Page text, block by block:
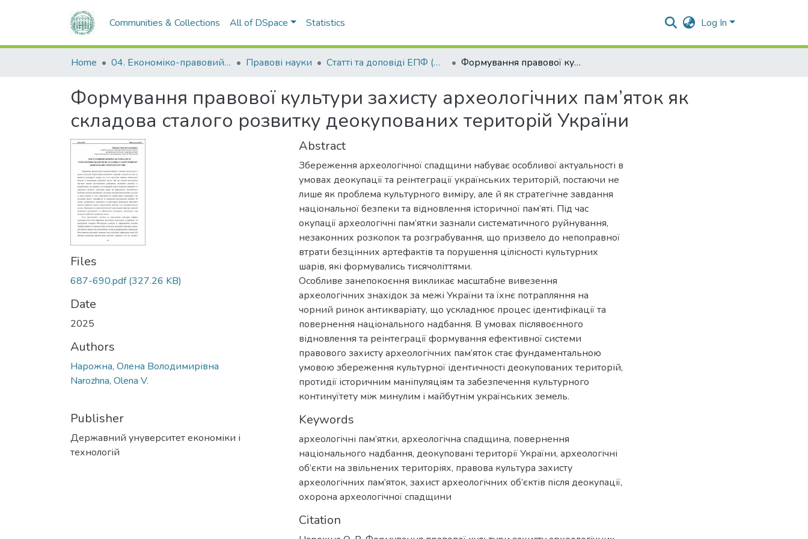
Communities & Collections All of DSpace Statistics Log In
Home 04. Економіко-правовий факультет Правові науки Статті та доповіді ЕПФ (Правові науки) Формування правової культури захисту археологічних пам’яток як складова сталого розвитку деокупованих територій України
Формування правової культури захисту археологічних пам’яток як
складова сталого розвитку деокупованих територій України
Files
687-690.pdf(327.26 KB)
Date
2025
Authors
Нарожна, Олена Володимирівна
Narozhna, Olena V.
Publisher
Державний унуверситет економіки і
технологій
Abstract
Збереження археологічної спадщини набуває особливої актуальності в
умовах деокупації та реінтеграції українських територій, постаючи не
лише як проблема культурного виміру, але й як стратегічне завдання
національної безпеки та відновлення історичної пам’яті. Під час
окупації археологічні пам’ятки зазнали систематичного руйнування,
незаконних розкопок та розграбування, що призвело до непоправної
втрати безцінних артефактів та порушення цілісності культурних
шарів, які формувались тисячоліттями.
Особливе занепокоєння викликає масштабне вивезення
археологічних знахідок за межі України та їхнє потрапляння на
чорний ринок антикваріату, що ускладнює процес ідентифікації та
повернення національного надбання. В умовах післявоєнного
відновлення та реінтеграції формування ефективної системи
правового захисту археологічних пам’яток стає фундаментальною
умовою збереження культурної ідентичності деокупованих територій,
протидії історичним маніпуляціям та забезпечення культурного
континуїтету між минулим і майбутнім українських земель.
Keywords
археологічні пам’ятки, археологічна спадщина, повернення
національного надбання, деокуповані території України, археологічні
об’єкти на звільнених територіях, правова культура захисту
археологічних пам’яток, захист археологічних об’єктів після деокупації,
охорона археологічної спадщини
Citation